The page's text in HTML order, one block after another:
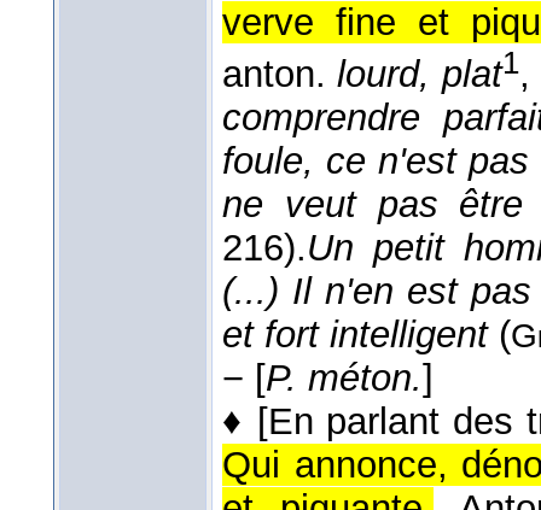
verve fine et
anton.lourd, plat1,
comprendre
foule, ce n'est
ne veut pas être
216).Un petit
(...) Il n'en est
et fort intelligent(
− [P. méton.]
♦ [En parlant des
Qui annonce,